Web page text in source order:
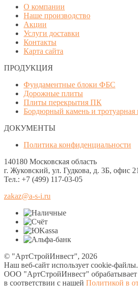
О компании
Наше производство
Акции
Услуги доставки
Контакты
Карта сайта
ПРОДУКЦИЯ
Фундаментные блоки ФБС
Дорожные плиты
Плиты перекрытия ПК
Бордюрный камень и тротуарная
ДОКУМЕНТЫ
Политика конфиденциальности
140180 Московская область
г. Жуковский, ул. Гудкова, д. 3Б, офис 21
Тел.: +7 (499) 117-03-05
zakaz@a-s-i.ru
© "АртСтройИнвест", 2026
Наш веб-сайт использует cookie-файлы.
ООО "АртСтройИнвест" обрабатывает
в соответствии с нашей Политикой в